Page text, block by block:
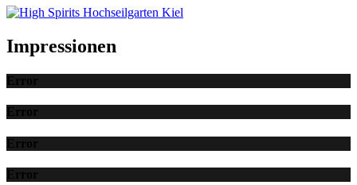
Impressionen
Error
Error
Error
Error